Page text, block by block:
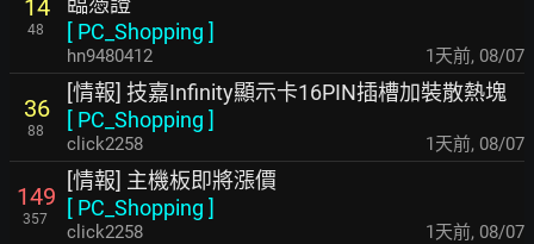
14
48
[ PC_Shopping ]
hn9480412 1天前, 08/07
36
88
[情報] 技嘉Infinity顯示卡16PIN插槽加裝散熱塊
[ PC_Shopping ]
click2258 1天前, 08/07
149
357
[情報] 主機板即將漲價
[ PC_Shopping ]
click2258 1天前, 08/07